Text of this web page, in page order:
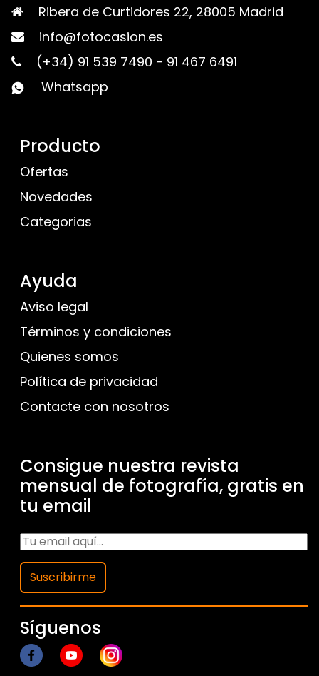
Ribera de Curtidores 22, 28005 Madrid
info@fotocasion.es
(+34) 91 539 7490 - 91 467 6491
Whatsapp
Producto
Ofertas
Novedades
Categorias
Ayuda
Aviso legal
Términos y condiciones
Quienes somos
Política de privacidad
Contacte con nosotros
Consigue nuestra revista
mensual de fotografía, gratis en
tu email
Suscribirme
Síguenos